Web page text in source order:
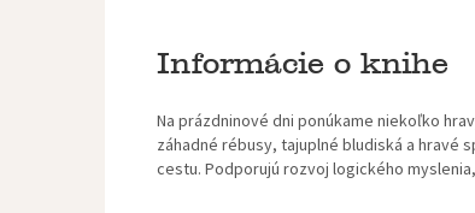
Informácie o knihe
Na prázdninové dni ponúkame niekoľko
záhadné rébusy, tajuplné bludiská a hravé
cestu. Podporujú rozvoj logického